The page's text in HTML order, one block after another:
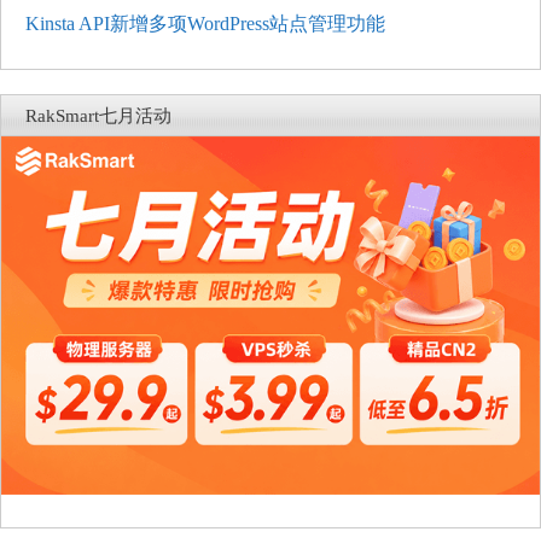
Kinsta API新增多项WordPress站点管理功能
RakSmart七月活动